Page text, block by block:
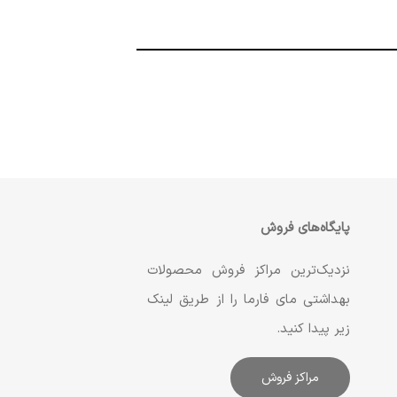
پایگاه‌های فروش
نزدیک‌ترین مراکز فروش محصولات
بهداشتی مای فارما را از طریق لینک
زیر پیدا کنید.
مراکز فروش